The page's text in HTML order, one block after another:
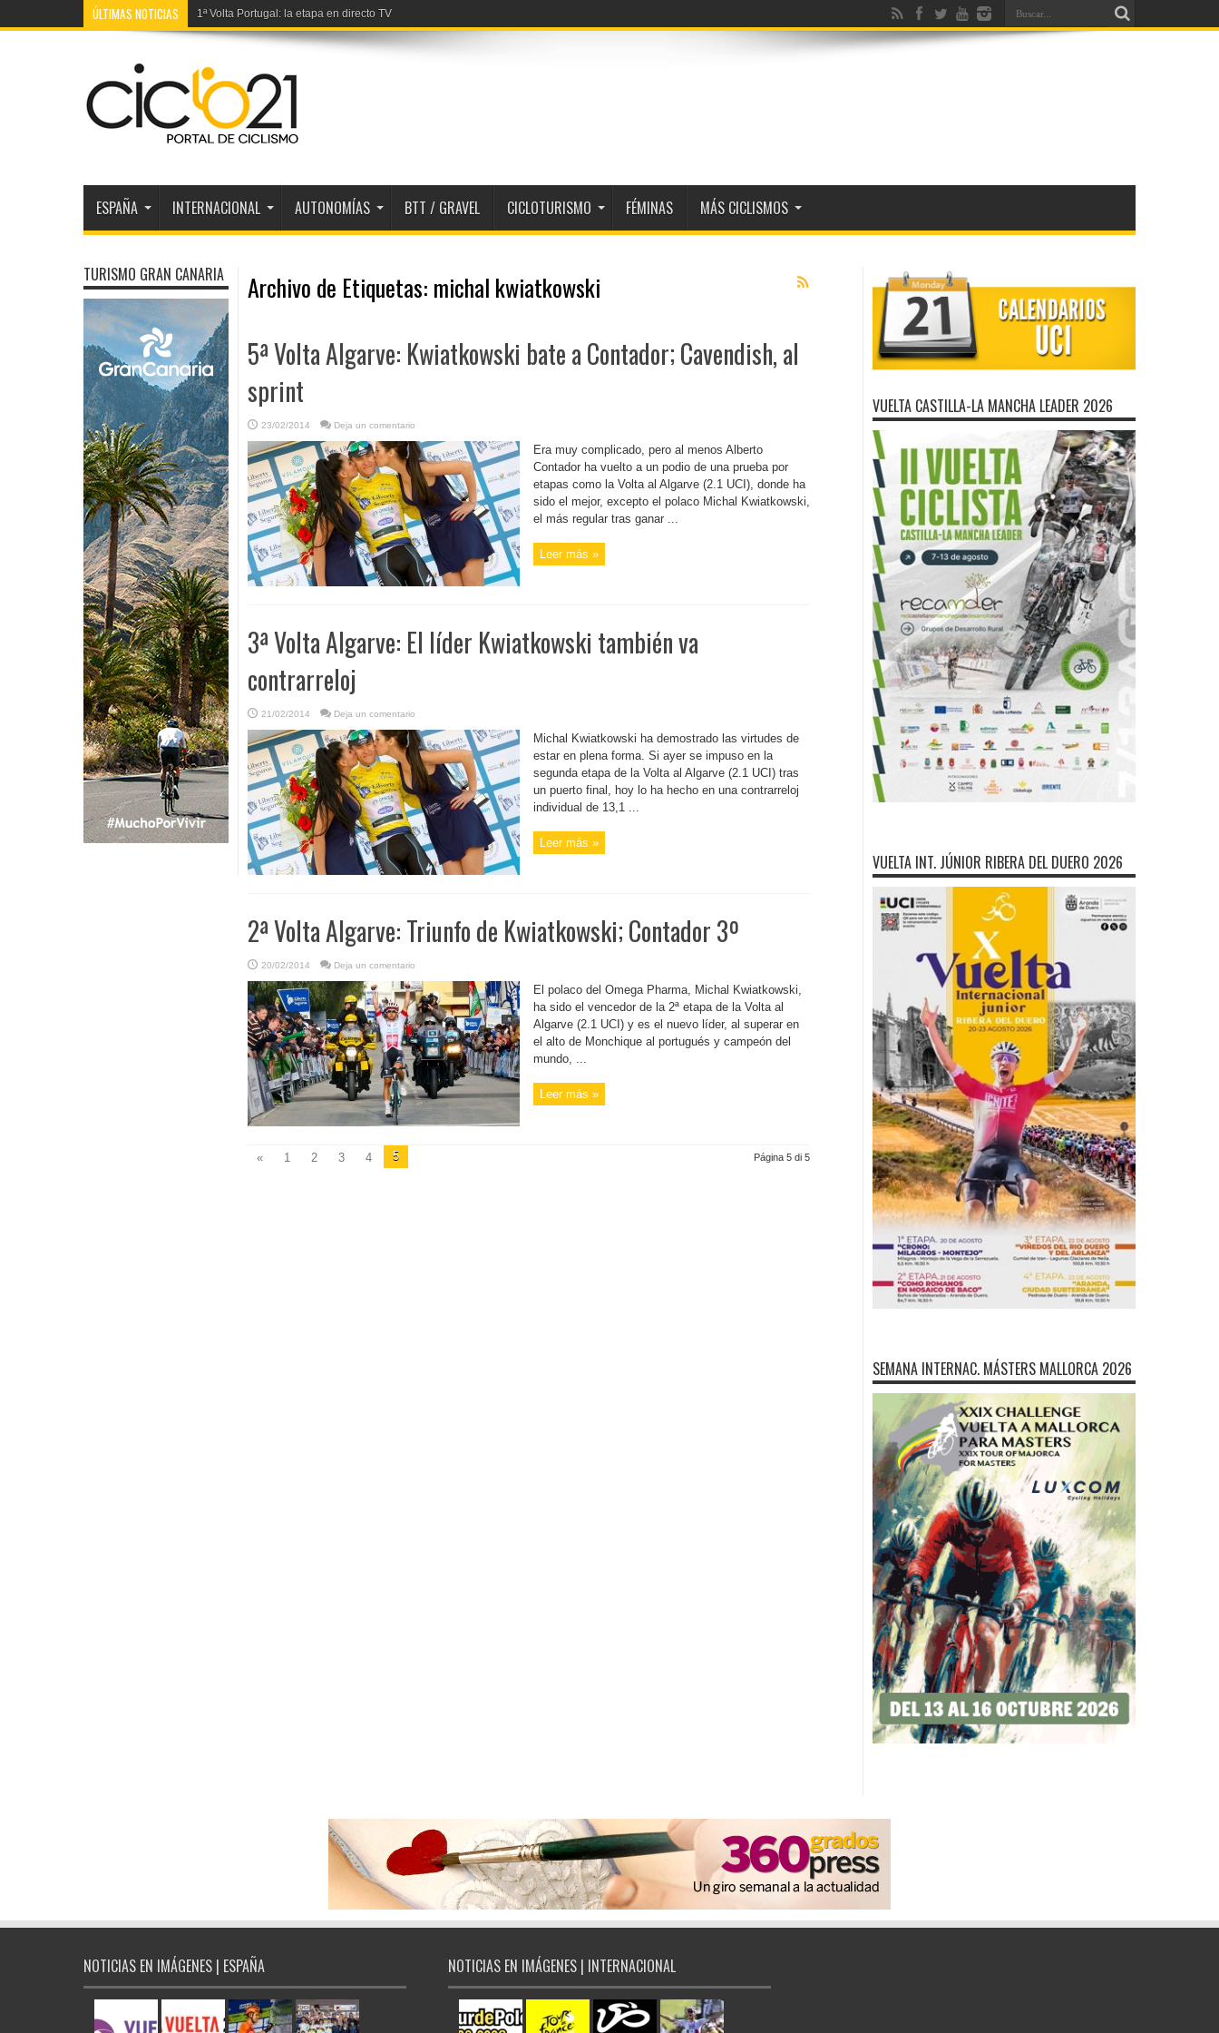
ÚLTIMAS NOTICIAS 1ª Volta Portugal: la etapa en directo TV
ESPAÑA INTERNACIONAL AUTONOMÍAS BTT / GRAVEL CICLOTURISMO FÉMINAS MÁS CICLISMOS
Archivo de Etiquetas: michal kwiatkowski
5ª Volta Algarve: Kwiatkowski bate a Contador; Cavendish, al
sprint
23/02/2014 Deja un comentario
Era muy complicado, pero al menos Alberto
Contador ha vuelto a un podio de una prueba por
etapas como la Volta al Algarve (2.1 UCI), donde ha
sido el mejor, excepto el polaco Michal Kwiatkowski,
el más regular tras ganar ...
Leer más »
3ª Volta Algarve: El líder Kwiatkowski también va
contrarreloj
21/02/2014 Deja un comentario
Michal Kwiatkowski ha demostrado las virtudes de
estar en plena forma. Si ayer se impuso en la
segunda etapa de la Volta al Algarve (2.1 UCI) tras
un puerto final, hoy lo ha hecho en una contrarreloj
individual de 13,1 ...
Leer más »
2ª Volta Algarve: Triunfo de Kwiatkowski; Contador 3º
20/02/2014 Deja un comentario
El polaco del Omega Pharma, Michal Kwiatkowski,
ha sido el vencedor de la 2ª etapa de la Volta al
Algarve (2.1 UCI) y es el nuevo líder, al superar en
el alto de Monchique al portugués y campeón del
mundo, ...
Leer más »
Página 5 di 5
« 1 2 3 4 5
TURISMO GRAN CANARIA
VUELTA CASTILLA-LA MANCHA LEADER 2026
VUELTA INT. JÚNIOR RIBERA DEL DUERO 2026
SEMANA INTERNAC. MÁSTERS MALLORCA 2026
NOTICIAS EN IMÁGENES | ESPAÑA NOTICIAS EN IMÁGENES | INTERNACIONAL